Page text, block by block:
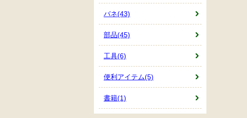
バネ(43)
部品(45)
工具(6)
便利アイテム(5)
書籍(1)